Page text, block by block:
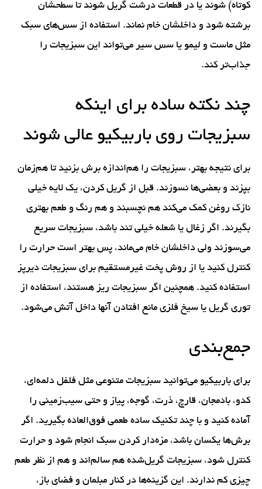
کوتاه) شوند یا در قطعات درشت گریل شوند تا سطحشان
برشته شود و داخلشان خام نماند. استفاده از سس‌های سبک
مثل ماست و لیمو یا سس سیر می‌تواند این سبزیجات را
جذاب‌تر کند.
چند نکته ساده برای اینکه
سبزیجات روی باربیکیو عالی شوند
برای نتیجه بهتر، سبزیجات را هم‌اندازه برش بزنید تا هم‌زمان
بپزند و بعضی‌ها نسوزند. قبل از گریل کردن، یک لایه خیلی
نازک روغن کمک می‌کند هم نچسبند و هم رنگ و طعم بهتری
بگیرند. اگر زغال یا شعله خیلی تند باشد، سبزیجات سریع
می‌سوزند ولی داخلشان خام می‌ماند، پس بهتر است حرارت را
کنترل کنید یا از روش پخت غیرمستقیم برای سبزیجات دیرپز
استفاده کنید. همچنین اگر سبزیجات ریز هستند، استفاده از
توری گریل یا سیخ فلزی مانع افتادن آنها داخل آتش می‌شود.
جمع‌بندی
برای باربیکیو می‌توانید سبزیجات متنوعی مثل فلفل دلمه‌ای،
کدو، بادمجان، قارچ، ذرت، گوجه، پیاز و حتی سیب‌زمینی را
آماده کنید و با چند تکنیک ساده طعمی فوق‌العاده بگیرید. اگر
برش‌ها یکسان باشد، مزه‌دار کردن سبک انجام شود و حرارت
کنترل شود، سبزیجات گریل‌شده هم سالم‌اند و هم از نظر طعم
چیزی کم ندارند. این گزینه‌ها در کنار مبلمان و فضای باز،